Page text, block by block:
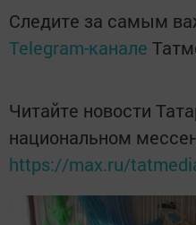
Следите за самым
Telegram-канале
Читайте новости
национальном
https://max.ru/